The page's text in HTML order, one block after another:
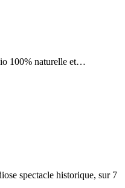
100% naturelle et…
spectacle historique, sur 7